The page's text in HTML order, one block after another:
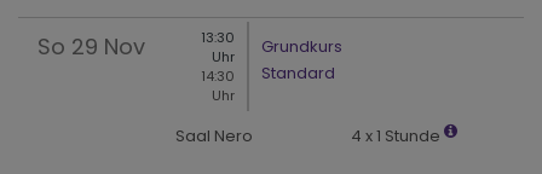
So 29 Nov
13:30
Uhr
14:30
Uhr
Grundkurs
Standard
Saal Nero 4 x 1 Stunde